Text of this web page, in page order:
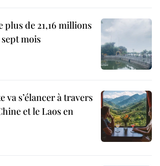
plus de 21,16 millions
mois
va s’élancer à travers
et le Laos en